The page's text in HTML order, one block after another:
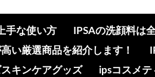
手な使い方 IPSAの洗顔料は
い厳選商品を紹介します！
キンケアグッズ
ipsコスメテ